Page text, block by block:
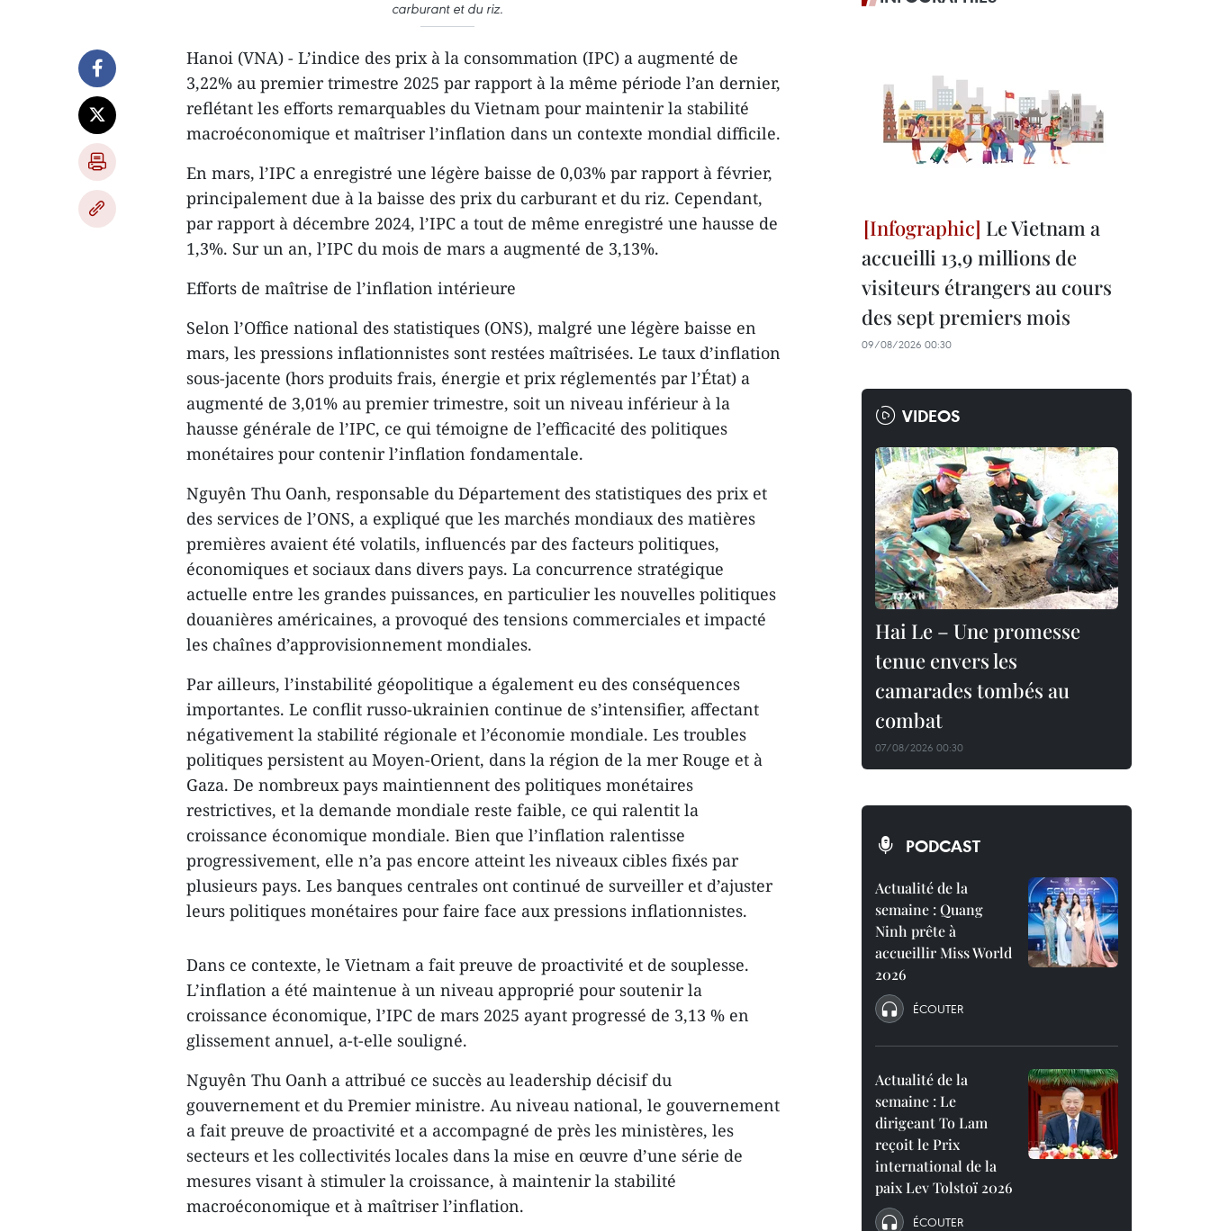
carburant et du riz.
Hanoi (VNA) - L’indice des prix à la consommation (IPC) a augmenté de
3,22% au premier trimestre 2025 par rapport à la même période l’an dernier,
reflétant les efforts remarquables du Vietnam pour maintenir la stabilité
macroéconomique et maîtriser l’inflation dans un contexte mondial difficile.
En mars, l’IPC a enregistré une légère baisse de 0,03% par rapport à février,
principalement due à la baisse des prix du carburant et du riz. Cependant,
par rapport à décembre 2024, l’IPC a tout de même enregistré une hausse de
1,3%. Sur un an, l’IPC du mois de mars a augmenté de 3,13%.
Efforts de maîtrise de l’inflation intérieure
Selon l’Office national des statistiques (ONS), malgré une légère baisse en
mars, les pressions inflationnistes sont restées maîtrisées. Le taux d’inflation
sous-jacente (hors produits frais, énergie et prix réglementés par l’État) a
augmenté de 3,01% au premier trimestre, soit un niveau inférieur à la
hausse générale de l’IPC, ce qui témoigne de l’efficacité des politiques
monétaires pour contenir l’inflation fondamentale.
Nguyên Thu Oanh, responsable du Département des statistiques des prix et
des services de l’ONS, a expliqué que les marchés mondiaux des matières
premières avaient été volatils, influencés par des facteurs politiques,
économiques et sociaux dans divers pays. La concurrence stratégique
actuelle entre les grandes puissances, en particulier les nouvelles politiques
douanières américaines, a provoqué des tensions commerciales et impacté
les chaînes d’approvisionnement mondiales.
Par ailleurs, l’instabilité géopolitique a également eu des conséquences
importantes. Le conflit russo-ukrainien continue de s’intensifier, affectant
négativement la stabilité régionale et l’économie mondiale. Les troubles
politiques persistent au Moyen-Orient, dans la région de la mer Rouge et à
Gaza. De nombreux pays maintiennent des politiques monétaires
restrictives, et la demande mondiale reste faible, ce qui ralentit la
croissance économique mondiale. Bien que l’inflation ralentisse
progressivement, elle n’a pas encore atteint les niveaux cibles fixés par
plusieurs pays. Les banques centrales ont continué de surveiller et d’ajuster
leurs politiques monétaires pour faire face aux pressions inflationnistes.
Dans ce contexte, le Vietnam a fait preuve de proactivité et de souplesse.
L’inflation a été maintenue à un niveau approprié pour soutenir la
croissance économique, l’IPC de mars 2025 ayant progressé de 3,13 % en
glissement annuel, a-t-elle souligné.
Nguyên Thu Oanh a attribué ce succès au leadership décisif du
gouvernement et du Premier ministre. Au niveau national, le gouvernement
a fait preuve de proactivité et a accompagné de près les ministères, les
secteurs et les collectivités locales dans la mise en œuvre d’une série de
mesures visant à stimuler la croissance, à maintenir la stabilité
macroéconomique et à maîtriser l’inflation.
Le Vietnam a
accueilli 13,9 millions de
visiteurs étrangers au cours
des sept premiers mois
09/08/2026 00:30
VIDEOS
Hai Le – Une promesse
tenue envers les
camarades tombés au
combat
07/08/2026 00:30
PODCAST
Actualité de la
semaine : Quang
Ninh prête à
accueillir Miss World
2026
ÉCOUTER
Actualité de la
semaine : Le
dirigeant To Lam
reçoit le Prix
international de la
paix Lev Tolstoï 2026
ÉCOUTER